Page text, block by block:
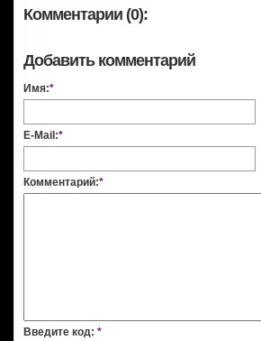
Комментарии (0):
Добавить комментарий
Имя:*
E-Mail:*
Комментарий:*
Введите код: *